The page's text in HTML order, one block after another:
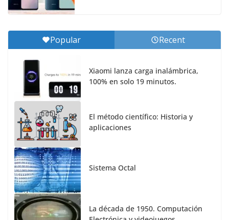
Popular Recent
Xiaomi lanza carga inalámbrica,
100% en solo 19 minutos.
El método científico: Historia y
aplicaciones
Sistema Octal
La década de 1950. Computación